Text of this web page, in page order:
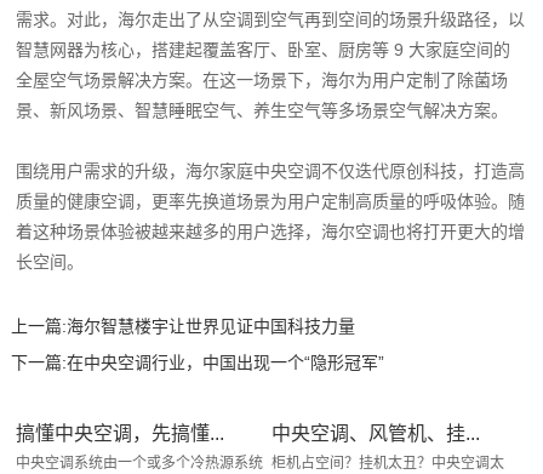
需求。对此，海尔走出了从空调到空气再到空间的场景升级路径，以
智慧网器为核心，搭建起覆盖客厅、卧室、厨房等 9 大家庭空间的
全屋空气场景解决方案。在这一场景下，海尔为用户定制了除菌场
景、新风场景、智慧睡眠空气、养生空气等多场景空气解决方案。
围绕用户需求的升级，海尔家庭中央空调不仅迭代原创科技，打造高
质量的健康空调，更率先换道场景为用户定制高质量的呼吸体验。随
着这种场景体验被越来越多的用户选择，海尔空调也将打开更大的增
长空间。
上一篇:海尔智慧楼宇让世界见证中国科技力量
下一篇:在中央空调行业，中国出现一个“隐形冠军”
搞懂中央空调，先搞懂...
中央空调系统由一个或多个冷热源系统
中央空调、风管机、挂...
柜机占空间？挂机太丑？中央空调太